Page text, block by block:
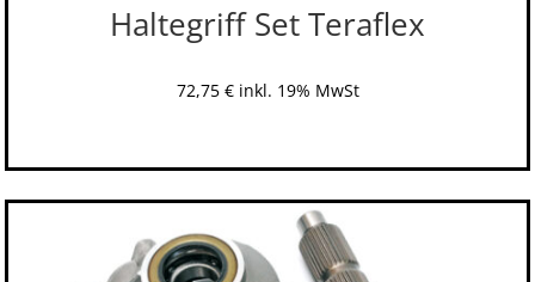
Haltegriff Set Teraflex
72,75 € inkl. 19% MwSt